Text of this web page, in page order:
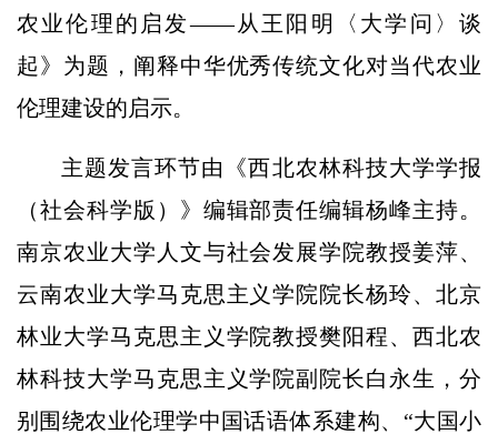
农业伦理的启发——从王阳明〈大学问〉谈
起》为题，阐释中华优秀传统文化对当代农业
伦理建设的启示。
主题发言环节由《西北农林科技大学学报
（社会科学版）》编辑部责任编辑杨峰主持。
南京农业大学人文与社会发展学院教授姜萍、
云南农业大学马克思主义学院院长杨玲、北京
林业大学马克思主义学院教授樊阳程、西北农
林科技大学马克思主义学院副院长白永生，分
别围绕农业伦理学中国话语体系建构、“大国小